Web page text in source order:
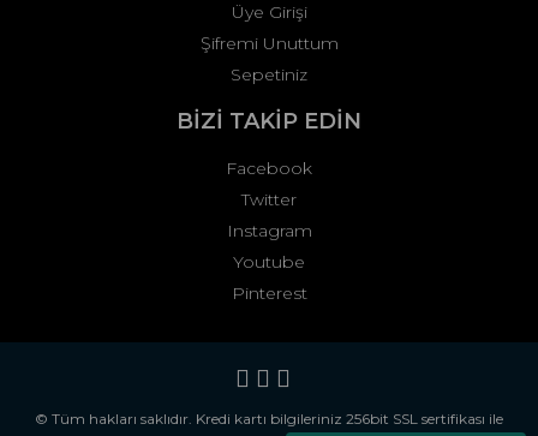
Üye Girişi
Şifremi Unuttum
Sepetiniz
BİZİ TAKİP EDİN
Facebook
Twitter
Instagram
Youtube
Pinterest
© Tüm hakları saklıdır. Kredi kartı bilgileriniz 256bit SSL sertifikası ile